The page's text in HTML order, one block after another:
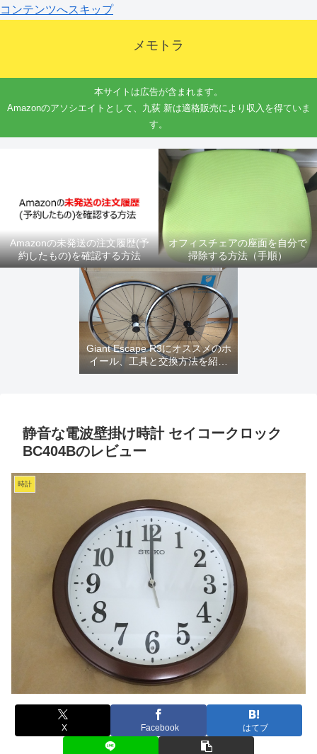
コンテンツへスキップ
メモトラ
本サイトは広告が含まれます。
Amazonのアソシエイトとして、九荻 新は適格販売により収入を得ていま
す。
Amazonの未発送の注文履歴(予
約したもの)を確認する方法
オフィスチェアの座面を自分で
掃除する方法（手順）
Giant Escape R3にオススメのホ
イール、工具と交換方法を紹介
するよ
静音な電波壁掛け時計 セイコークロック
BC404Bのレビュー
時計
X Facebook はてブ